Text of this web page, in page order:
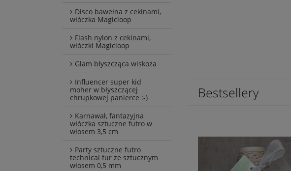
Disco bawełna z cekinami,
włóczka Magicloop
Flash nylon z cekinami,
włóczki Magicloop
Glam błyszcząca wiskoza
Influencer super kid
moher w błyszczącej
chrupkowej panierce :-)
Karnawał, fantazyjna
włóczka sztuczne futro w
włosem 3,5 cm
Party sztuczne futro
technical fur ze sztucznym
włosem 0,5 mm
Bestsellery